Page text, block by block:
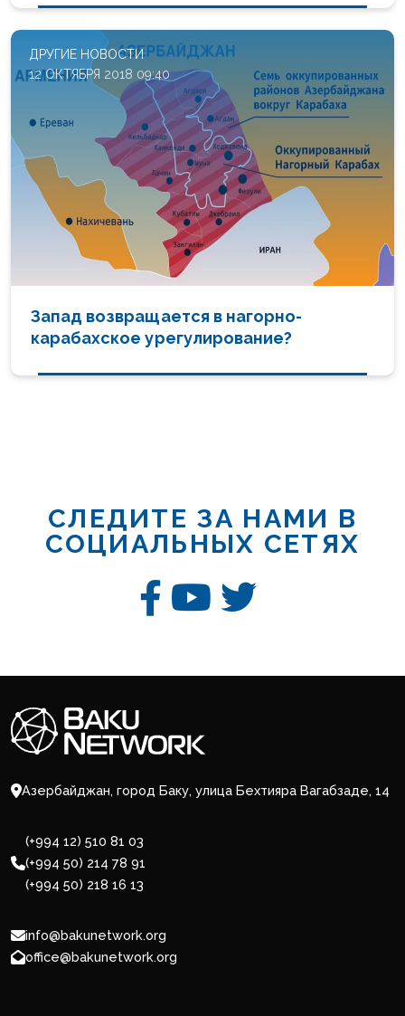
ДРУГИЕ НОВОСТИ
12 ОКТЯБРЯ 2018 09:40
Запад возвращается в нагорно-
карабахское урегулирование?
СЛЕДИТЕ ЗА НАМИ В
СОЦИАЛЬНЫХ СЕТЯХ
Азербайджан, город Баку, улица Бехтияра Вагабзаде, 14
(+994 12) 510 81 03
(+994 50) 214 78 91
(+994 50) 218 16 13
info@bakunetwork.org
office@bakunetwork.org